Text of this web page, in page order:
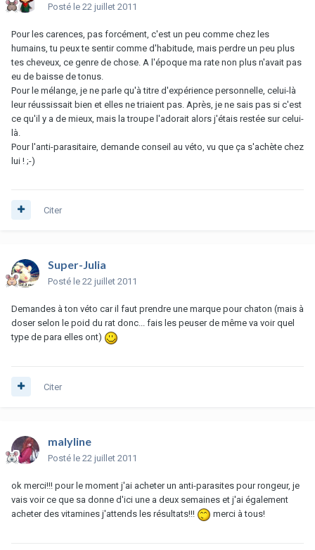
Posté le 22 juillet 2011
Pour les carences, pas forcément, c'est un peu comme chez les
humains, tu peux te sentir comme d'habitude, mais perdre un peu plus
tes cheveux, ce genre de chose. A l'époque ma rate non plus n'avait pas
eu de baisse de tonus.
Pour le mélange, je ne parle qu'à titre d'expérience personnelle, celui-là
leur réussissait bien et elles ne triaient pas. Après, je ne sais pas si c'est
ce qu'il y a de mieux, mais la troupe l'adorait alors j'étais restée sur celui-
là.
Pour l'anti-parasitaire, demande conseil au véto, vu que ça s'achète chez
lui ! ;-)
Citer
Super-Julia
Posté le 22 juillet 2011
Demandes à ton véto car il faut prendre une marque pour chaton (mais à
doser selon le poid du rat donc... fais les peuser de même va voir quel
type de para elles ont)
Citer
malyline
Posté le 22 juillet 2011
ok merci!!! pour le moment j'ai acheter un anti-parasites pour rongeur, je
vais voir ce que sa donne d'ici une a deux semaines et j'ai également
acheter des vitamines j'attends les résultats!!!
merci à tous!